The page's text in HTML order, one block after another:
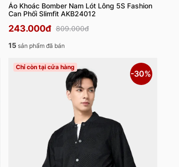
Áo Khoác Bomber Nam Lót Lông 5S Fashion
Can Phối Slimfit AKB24012
243.000đ 809.000đ
15sản phẩm đã bán
Chỉ còn tại cửa hàng
-30%